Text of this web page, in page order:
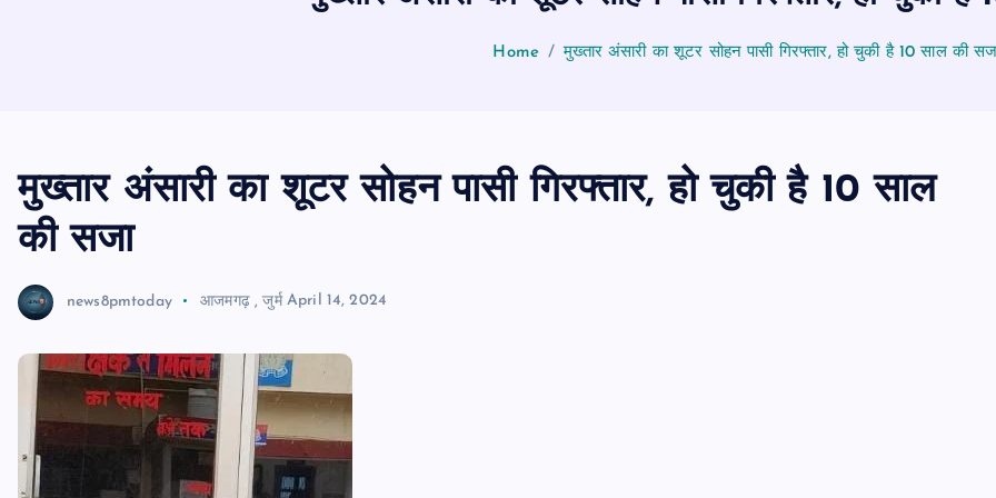
Home मुख्तार अंसारी का शूटर सोहन पासी गिरफ्तार, हो चुकी है 10 साल की
मुख्तार अंसारी का शूटर सोहन पासी गिरफ्तार, हो चुकी है 10 साल
की सजा
news8pmtoday आजमगढ़,जुर्म April 14, 2024